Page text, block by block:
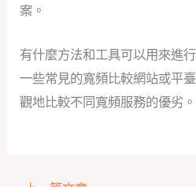
案。
有什麼方法和工具可以用來進
一些常見的寬頻比較網站或平
觀地比較不同寬頻服務的優劣。